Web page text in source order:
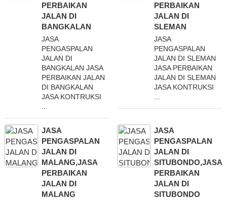
PERBAIKAN
JALAN DI
BANGKALAN
JASA
PENGASPALAN
JALAN DI
BANGKALAN JASA
PERBAIKAN JALAN
DI BANGKALAN
JASA KONTRUKSI
...
PERBAIKAN
JALAN DI
SLEMAN
JASA
PENGASPALAN
JALAN DI SLEMAN
JASA PERBAIKAN
JALAN DI SLEMAN
JASA KONTRUKSI
...
JASA
PENGASPALAN
JALAN DI
MALANG,JASA
PERBAIKAN
JALAN DI
MALANG
JASA
PENGASPALAN
JALAN DI
SITUBONDO,JASA
PERBAIKAN
JALAN DI
SITUBONDO